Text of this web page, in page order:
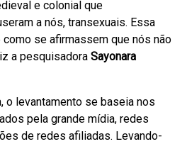
e colonial que
a nós, transexuais. Essa
se afirmassem que nós não
a pesquisadoraSayonara
o levantamento se baseia nos
pela grande mídia, redes
de redes afiliadas. Levando-